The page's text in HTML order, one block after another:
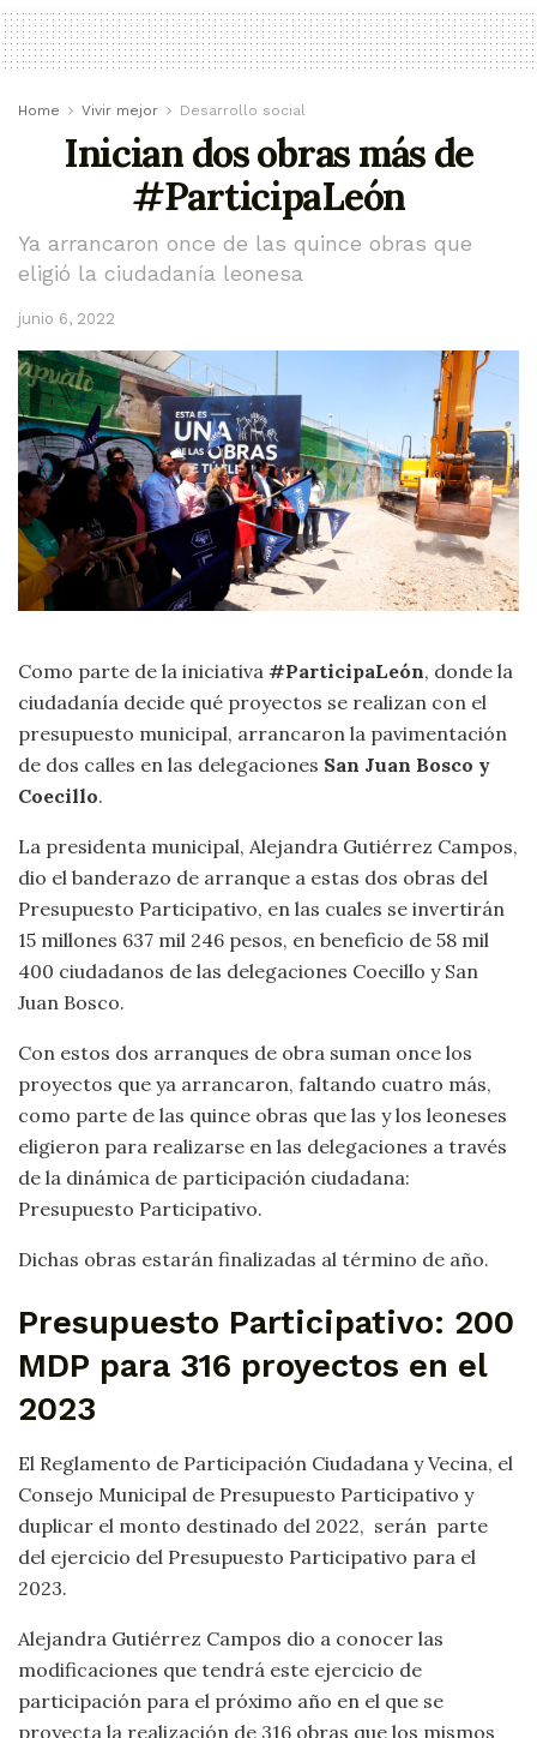
Home Vivir mejor Desarrollo social
Inician dos obras más de
#ParticipaLeón
Ya arrancaron once de las quince obras que
eligió la ciudadanía leonesa
junio 6, 2022
Como parte de la iniciativa #ParticipaLeón, donde la
ciudadanía decide qué proyectos se realizan con el
presupuesto municipal, arrancaron la pavimentación
de dos calles en las delegaciones San Juan Bosco y
Coecillo.
La presidenta municipal, Alejandra Gutiérrez Campos,
dio el banderazo de arranque a estas dos obras del
Presupuesto Participativo, en las cuales se invertirán
15 millones 637 mil 246 pesos, en beneficio de 58 mil
400 ciudadanos de las delegaciones Coecillo y San
Juan Bosco.
Con estos dos arranques de obra suman once los
proyectos que ya arrancaron, faltando cuatro más,
como parte de las quince obras que las y los leoneses
eligieron para realizarse en las delegaciones a través
de la dinámica de participación ciudadana:
Presupuesto Participativo.
Dichas obras estarán finalizadas al término de año.
Presupuesto Participativo: 200
MDP para 316 proyectos en el
2023
El Reglamento de Participación Ciudadana y Vecina, el
Consejo Municipal de Presupuesto Participativo y
duplicar el monto destinado del 2022, serán parte
del ejercicio del Presupuesto Participativo para el
2023.
Alejandra Gutiérrez Campos dio a conocer las
modificaciones que tendrá este ejercicio de
participación para el próximo año en el que se
proyecta la realización de 316 obras que los mismos